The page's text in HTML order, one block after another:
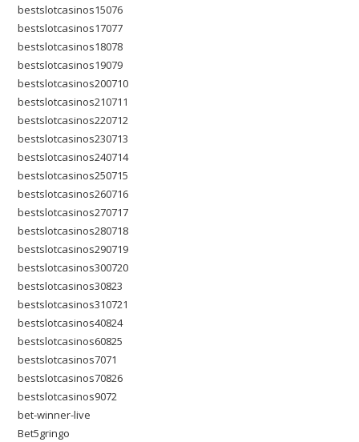
bestslotcasinos15076
bestslotcasinos17077
bestslotcasinos18078
bestslotcasinos19079
bestslotcasinos200710
bestslotcasinos210711
bestslotcasinos220712
bestslotcasinos230713
bestslotcasinos240714
bestslotcasinos250715
bestslotcasinos260716
bestslotcasinos270717
bestslotcasinos280718
bestslotcasinos290719
bestslotcasinos300720
bestslotcasinos30823
bestslotcasinos310721
bestslotcasinos40824
bestslotcasinos60825
bestslotcasinos7071
bestslotcasinos70826
bestslotcasinos9072
bet-winner-live
Bet5gringo